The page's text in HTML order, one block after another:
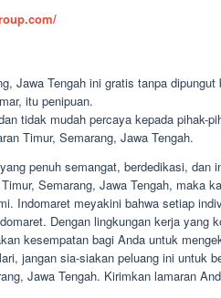
Jawa Tengah ini gratis tanpa dipungut
itu penipuan.
tidak mudah percaya kepada pihak-
Timur, Semarang, Jawa Tengah.
penuh semangat, berdedikasi, dan
Semarang, Jawa Tengah, maka
Indomaret meyakini bahwa setiap
Dengan lingkungan kerja yang
kesempatan bagi Anda untuk
jangan sia-siakan peluang ini untuk
Jawa Tengah. Kirimkan lamaran